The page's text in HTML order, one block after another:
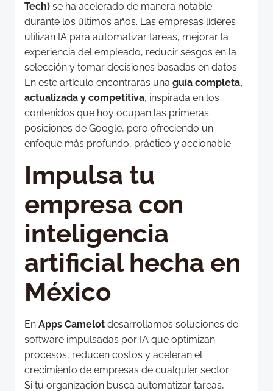
Tech) se ha acelerado de manera notable
durante los últimos años. Las empresas líderes
utilizan IA para automatizar tareas, mejorar la
experiencia del empleado, reducir sesgos en la
selección y tomar decisiones basadas en datos.
En este artículo encontrarás una guía completa,
actualizada y competitiva, inspirada en los
contenidos que hoy ocupan las primeras
posiciones de Google, pero ofreciendo un
enfoque más profundo, práctico y accionable.
Impulsa tu
empresa con
inteligencia
artificial hecha en
México
En Apps Camelot desarrollamos soluciones de
software impulsadas por IA que optimizan
procesos, reducen costos y aceleran el
crecimiento de empresas de cualquier sector.
Si tu organización busca automatizar tareas,